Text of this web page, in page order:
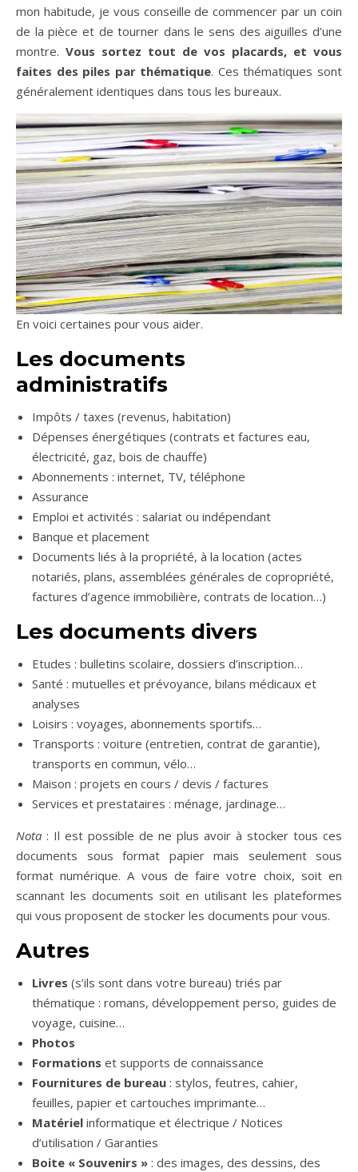
mon habitude, je vous conseille de commencer par un coin
de la pièce et de tourner dans le sens des aiguilles d’une
montre. Vous sortez tout de vos placards, et vous
faites des piles par thématique. Ces thématiques sont
généralement identiques dans tous les bureaux.
En voici certaines pour vous aider.
Les documents
administratifs
Impôts / taxes (revenus, habitation)
Dépenses énergétiques (contrats et factures eau,
électricité, gaz, bois de chauffe)
Abonnements : internet, TV, téléphone
Assurance
Emploi et activités : salariat ou indépendant
Banque et placement
Documents liés à la propriété, à la location (actes
notariés, plans, assemblées générales de copropriété,
factures d’agence immobilière, contrats de location…)
Les documents divers
Etudes : bulletins scolaire, dossiers d’inscription…
Santé : mutuelles et prévoyance, bilans médicaux et
analyses
Loisirs : voyages, abonnements sportifs…
Transports : voiture (entretien, contrat de garantie),
transports en commun, vélo…
Maison : projets en cours / devis / factures
Services et prestataires : ménage, jardinage…
Nota : Il est possible de ne plus avoir à stocker tous ces
documents sous format papier mais seulement sous
format numérique. A vous de faire votre choix, soit en
scannant les documents soit en utilisant les plateformes
qui vous proposent de stocker les documents pour vous.
Autres
Livres (s’ils sont dans votre bureau) triés par
thématique : romans, développement perso, guides de
voyage, cuisine…
Photos
Formations et supports de connaissance
Fournitures de bureau : stylos, feutres, cahier,
feuilles, papier et cartouches imprimante…
Matériel informatique et électrique / Notices
d’utilisation / Garanties
Boite « Souvenirs » : des images, des dessins, des